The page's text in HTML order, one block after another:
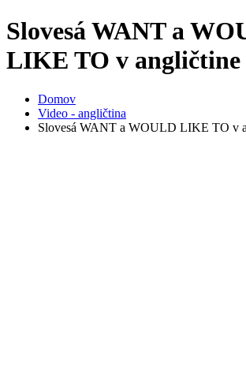
Slovesá WANT a
LIKE TO v angličtine
Domov
Video - angličtina
Slovesá WANT a WOULD LIKE TO v